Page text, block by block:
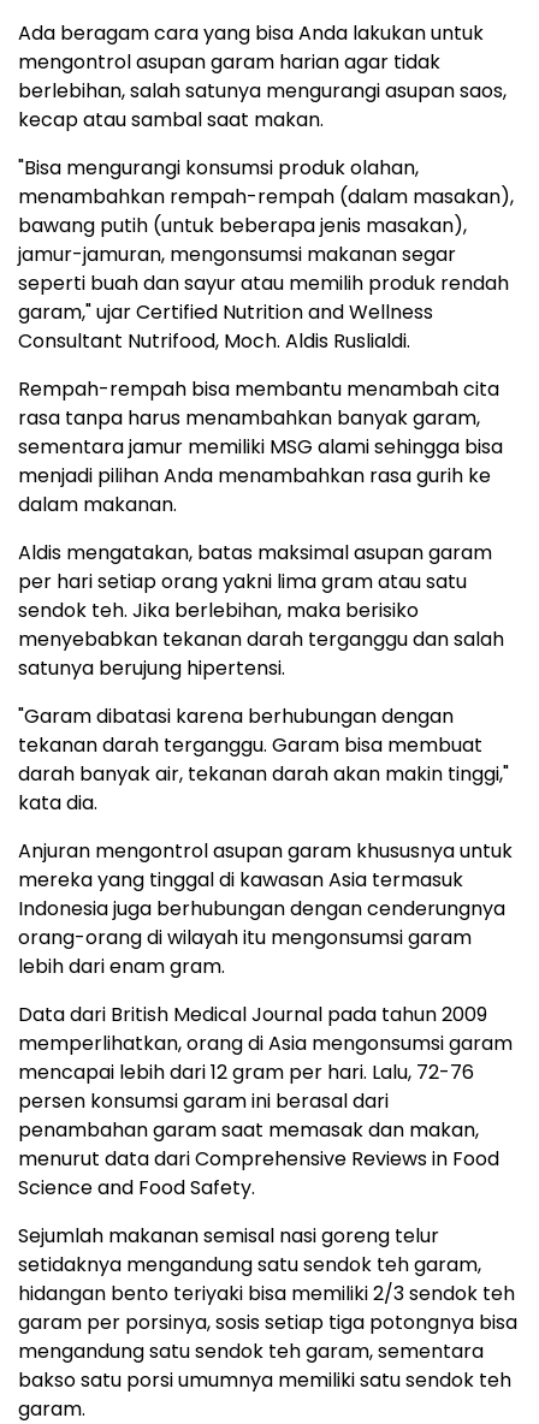
Ada beragam cara yang bisa Anda lakukan untuk
mengontrol asupan garam harian agar tidak
berlebihan, salah satunya mengurangi asupan saos,
kecap atau sambal saat makan.
"Bisa mengurangi konsumsi produk olahan,
menambahkan rempah-rempah (dalam masakan),
bawang putih (untuk beberapa jenis masakan),
jamur-jamuran, mengonsumsi makanan segar
seperti buah dan sayur atau memilih produk rendah
garam," ujar Certified Nutrition and Wellness
Consultant Nutrifood, Moch. Aldis Ruslialdi.
Rempah-rempah bisa membantu menambah cita
rasa tanpa harus menambahkan banyak garam,
sementara jamur memiliki MSG alami sehingga bisa
menjadi pilihan Anda menambahkan rasa gurih ke
dalam makanan.
Aldis mengatakan, batas maksimal asupan garam
per hari setiap orang yakni lima gram atau satu
sendok teh. Jika berlebihan, maka berisiko
menyebabkan tekanan darah terganggu dan salah
satunya berujung hipertensi.
"Garam dibatasi karena berhubungan dengan
tekanan darah terganggu. Garam bisa membuat
darah banyak air, tekanan darah akan makin tinggi,"
kata dia.
Anjuran mengontrol asupan garam khususnya untuk
mereka yang tinggal di kawasan Asia termasuk
Indonesia juga berhubungan dengan cenderungnya
orang-orang di wilayah itu mengonsumsi garam
lebih dari enam gram.
Data dari British Medical Journal pada tahun 2009
memperlihatkan, orang di Asia mengonsumsi garam
mencapai lebih dari 12 gram per hari. Lalu, 72-76
persen konsumsi garam ini berasal dari
penambahan garam saat memasak dan makan,
menurut data dari Comprehensive Reviews in Food
Science and Food Safety.
Sejumlah makanan semisal nasi goreng telur
setidaknya mengandung satu sendok teh garam,
hidangan bento teriyaki bisa memiliki 2/3 sendok teh
garam per porsinya, sosis setiap tiga potongnya bisa
mengandung satu sendok teh garam, sementara
bakso satu porsi umumnya memiliki satu sendok teh
garam.